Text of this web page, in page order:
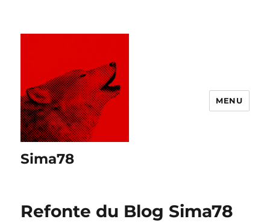
Sima78
MENU
Refonte du Blog Sima78